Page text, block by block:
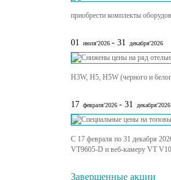
приобрести комплекты
01 июля'2026 - 31 декабря'2026
H3W, H5, H5W (черного и
17 февраля'2026 - 31 декабря'2026
С 17 февраля по 31 декабря
VT9605-D и веб-камеру VT
Завершенные акции